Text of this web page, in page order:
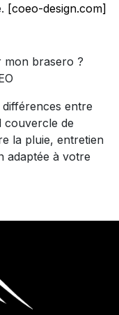
[coeo-design.com]
mon brasero ?
entre
de
la pluie, entretien
adaptée à votre